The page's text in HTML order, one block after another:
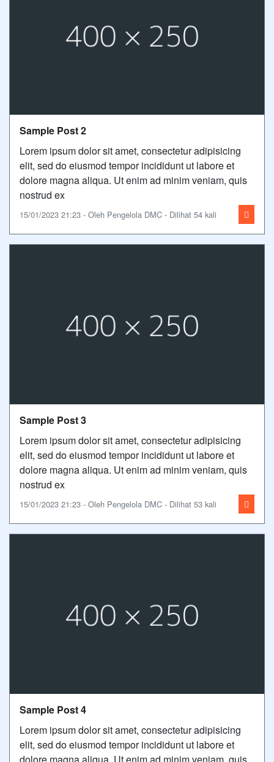
Sample Post 2
Lorem ipsum dolor sit amet, consectetur adipisicing
elit, sed do eiusmod tempor incididunt ut labore et
dolore magna aliqua. Ut enim ad minim veniam, quis
nostrud ex
15/01/2023 21:23 - Oleh Pengelola DMC - Dilihat 54 kali
Sample Post 3
Lorem ipsum dolor sit amet, consectetur adipisicing
elit, sed do eiusmod tempor incididunt ut labore et
dolore magna aliqua. Ut enim ad minim veniam, quis
nostrud ex
15/01/2023 21:23 - Oleh Pengelola DMC - Dilihat 53 kali
Sample Post 4
Lorem ipsum dolor sit amet, consectetur adipisicing
elit, sed do eiusmod tempor incididunt ut labore et